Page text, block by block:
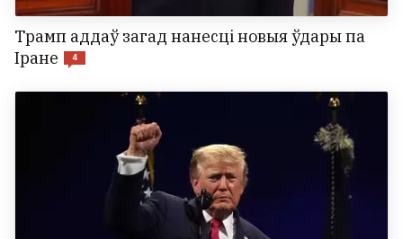
Трамп аддаў загад нанесці новыя ўдары па
Іране
4